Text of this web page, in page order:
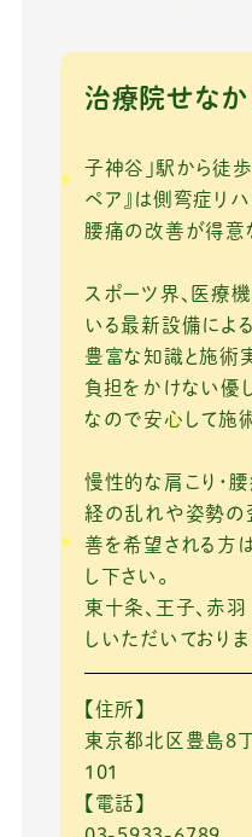
c
e
o
o
k
it
te
e
l
治療院せなか
東京メト
子神谷」駅から徒
ペア』は側弯症リハ
腰痛の改善が得意
スポーツ界、医療
いる最新設備によ
豊富な知識と施術
負担をかけない優
なので安心して施
慢性的な肩こり・腰
経の乱れや姿勢の
善を希望される方
し下さい。
東十条、王子、赤
しいただいておりま
【住所】
東京都北区豊島8
101
【電話】